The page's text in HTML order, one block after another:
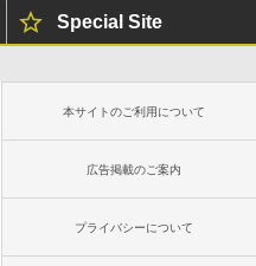
Special Site
本サイトのご利用について
広告掲載のご案内
プライバシーについて